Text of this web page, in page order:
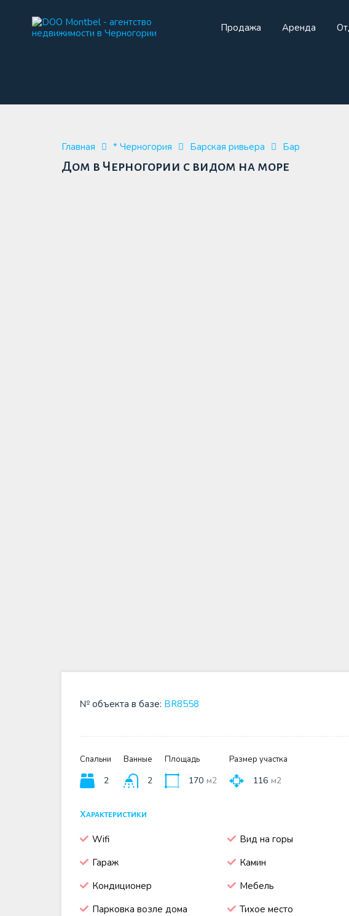
Продажа Аренда
Продажа Аренда
Главная * Черногория Барская ривьера Бар
Дом в Черногории с видом на море
№ объекта в базе: BR8558
Спальни
2
Ванные
2
Площадь
170 м2
Размер участка
116 м2
Характеристики
Wifi Вид на горы
Гараж
Камин
Кондиционер
Мебель
Парковка возле дома
Тихое место